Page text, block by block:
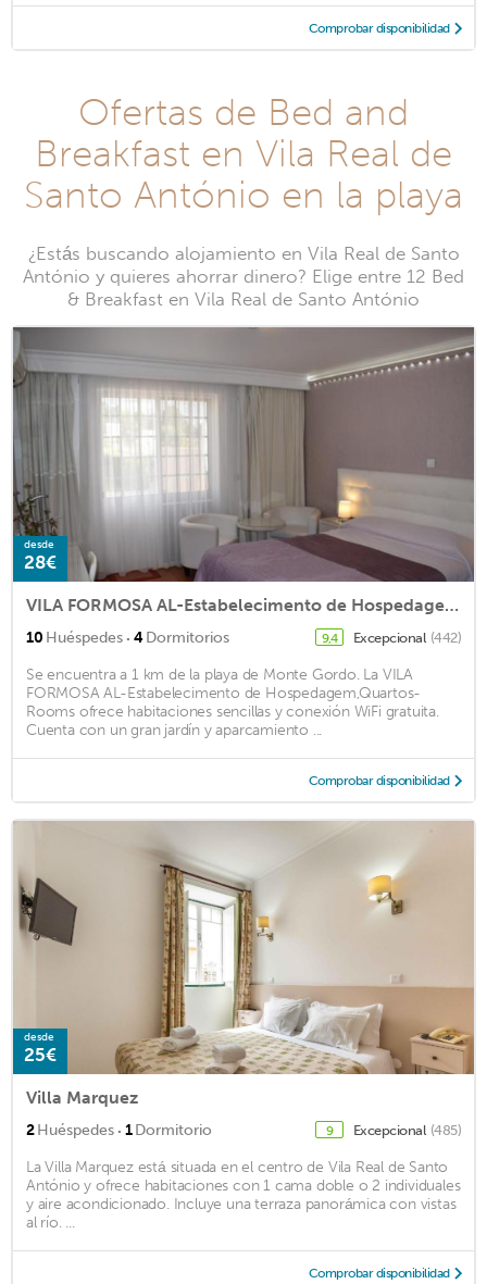
Comprobar disponibilidad
Ofertas de Bed and
Breakfast en Vila Real de
Santo António en la playa
¿Estás buscando alojamiento en Vila Real de Santo
António y quieres ahorrar dinero? Elige entre 12 Bed
& Breakfast en Vila Real de Santo António
desde
28€
VILA FORMOSA AL-Estabelecimento de Hospedagem,Quartos-Rooms
10 Huéspedes · 4Dormitorios 9,4 Excepcional (442)
Se encuentra a 1 km de la playa de Monte Gordo. La VILA
FORMOSA AL-Estabelecimento de Hospedagem,Quartos-
Rooms ofrece habitaciones sencillas y conexión WiFi gratuita.
Cuenta con un gran jardín y aparcamiento ...
Comprobar disponibilidad
desde
25€
Villa Marquez
2Huéspedes · 1Dormitorio 9 Excepcional (485)
La Villa Marquez está situada en el centro de Vila Real de Santo
António y ofrece habitaciones con 1 cama doble o 2 individuales
y aire acondicionado. Incluye una terraza panorámica con vistas
al río. ...
Comprobar disponibilidad